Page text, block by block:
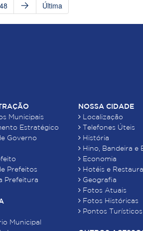
48 Última
Municipais
Estratégico
Governo
Prefeitos
Prefeitura
Municipal
NOSSA CIDADE
Localização
Telefones Úteis
História
Hino, Bandeira e
Economia
Hotéis e
Geografia
Fotos Atuais
Fotos Históricas
Pontos Turísticos